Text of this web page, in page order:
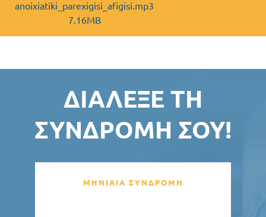
anoixiatiki_parexigisi_afigisi.mp3
7.16MB
ΔΙΆΛΕΞΕ ΤΗ
ΣΥΝΔΡΟΜΉ ΣΟΥ!
ΜΗΝΙΑΙΑ ΣΥΝΔΡΟΜΗ